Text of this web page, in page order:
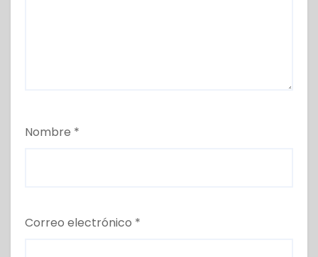
Nombre *
Correo electrónico *